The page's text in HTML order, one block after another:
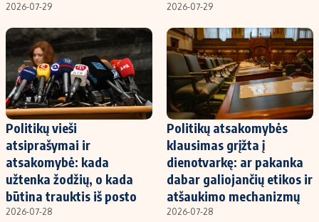
2026-07-29 2026-07-29
Politikų vieši
atsiprašymai ir
atsakomybė: kada
užtenka žodžių, o kada
būtina trauktis iš posto
2026-07-28
Politikų atsakomybės
klausimas grįžta į
dienotvarkę: ar pakanka
dabar galiojančių etikos ir
atšaukimo mechanizmų
2026-07-28